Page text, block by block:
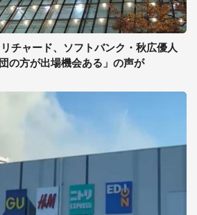
チャード、ソフトバンク・秋広優人
の方が出場機会ある」の声が